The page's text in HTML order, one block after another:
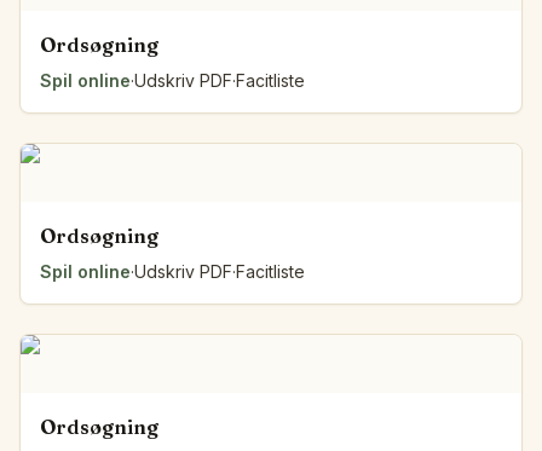
Ordsøgning
Spil online·Udskriv PDF·Facitliste
Ordsøgning
Spil online·Udskriv PDF·Facitliste
Ordsøgning